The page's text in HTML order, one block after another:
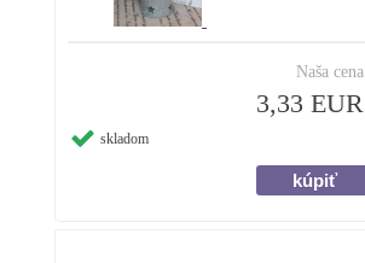
Naša cena
3,33 EUR
skladom